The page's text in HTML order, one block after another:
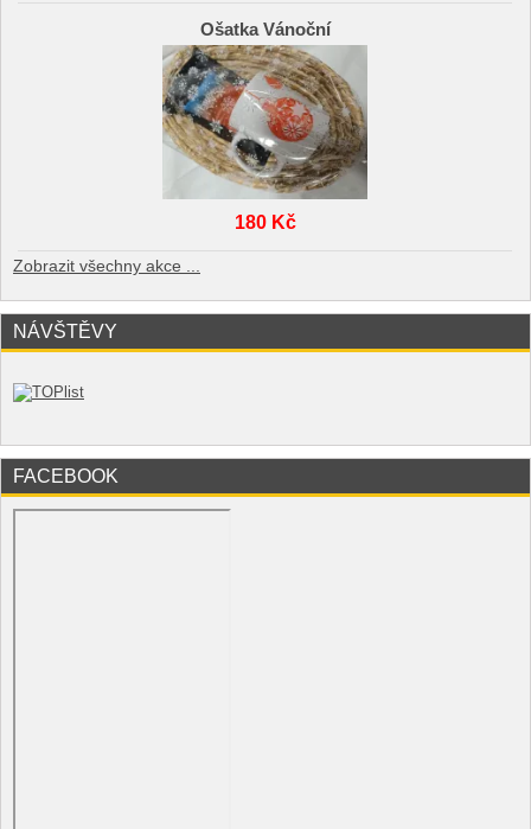
Ošatka Vánoční
180 Kč
Zobrazit všechny akce ...
NÁVŠTĚVY
FACEBOOK